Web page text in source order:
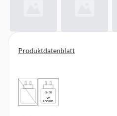
Produktdatenblatt
5 - 30
W
USB PD